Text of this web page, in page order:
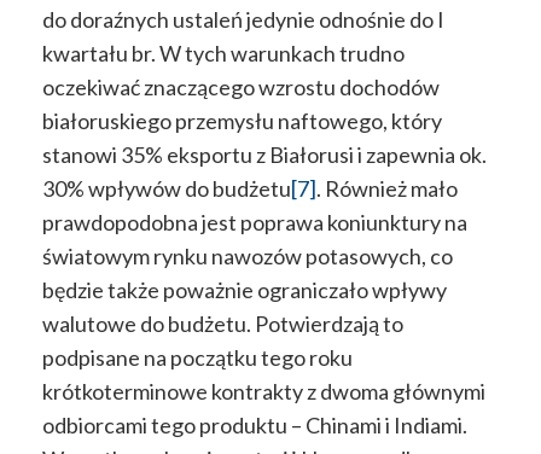
do doraźnych ustaleń jedynie odnośnie do I
kwartału br. W tych warunkach trudno
oczekiwać znaczącego wzrostu dochodów
białoruskiego przemysłu naftowego, który
stanowi 35% eksportu z Białorusi i zapewnia ok.
30% wpływów do budżetu[7]. Również mało
prawdopodobna jest poprawa koniunktury na
światowym rynku nawozów potasowych, co
będzie także poważnie ograniczało wpływy
walutowe do budżetu. Potwierdzają to
podpisane na początku tego roku
krótkoterminowe kontrakty z dwoma głównymi
odbiorcami tego produktu – Chinami i Indiami.